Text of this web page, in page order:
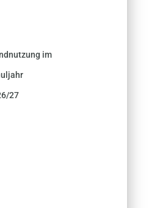
im
27